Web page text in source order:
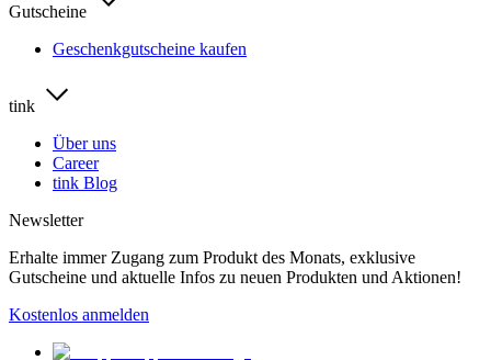
Gutscheine
Geschenkgutscheine kaufen
tink
Über uns
Career
tink Blog
Newsletter
Erhalte immer Zugang zum Produkt des Monats, exklusive
Gutscheine und aktuelle Infos zu neuen Produkten und Aktionen!
Kostenlos anmelden